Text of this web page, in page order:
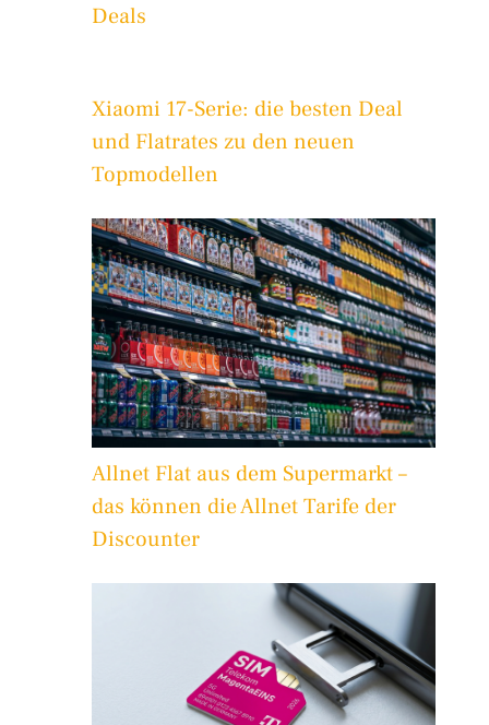
Deals
Xiaomi 17-Serie: die besten Deal
und Flatrates zu den neuen
Topmodellen
Allnet Flat aus dem Supermarkt –
das können die Allnet Tarife der
Discounter